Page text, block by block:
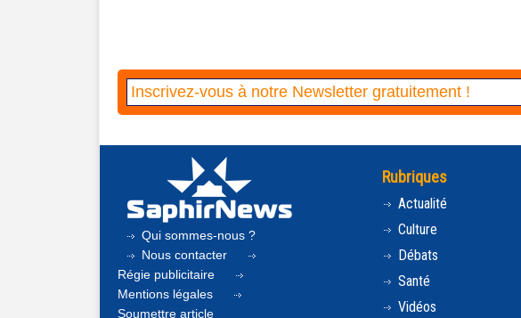
Qui sommes-nous ?
Nous contacter
Régie publicitaire
Mentions légales
Soumettre article
Rubriques
Actualité
Culture
Débats
Santé
Vidéos